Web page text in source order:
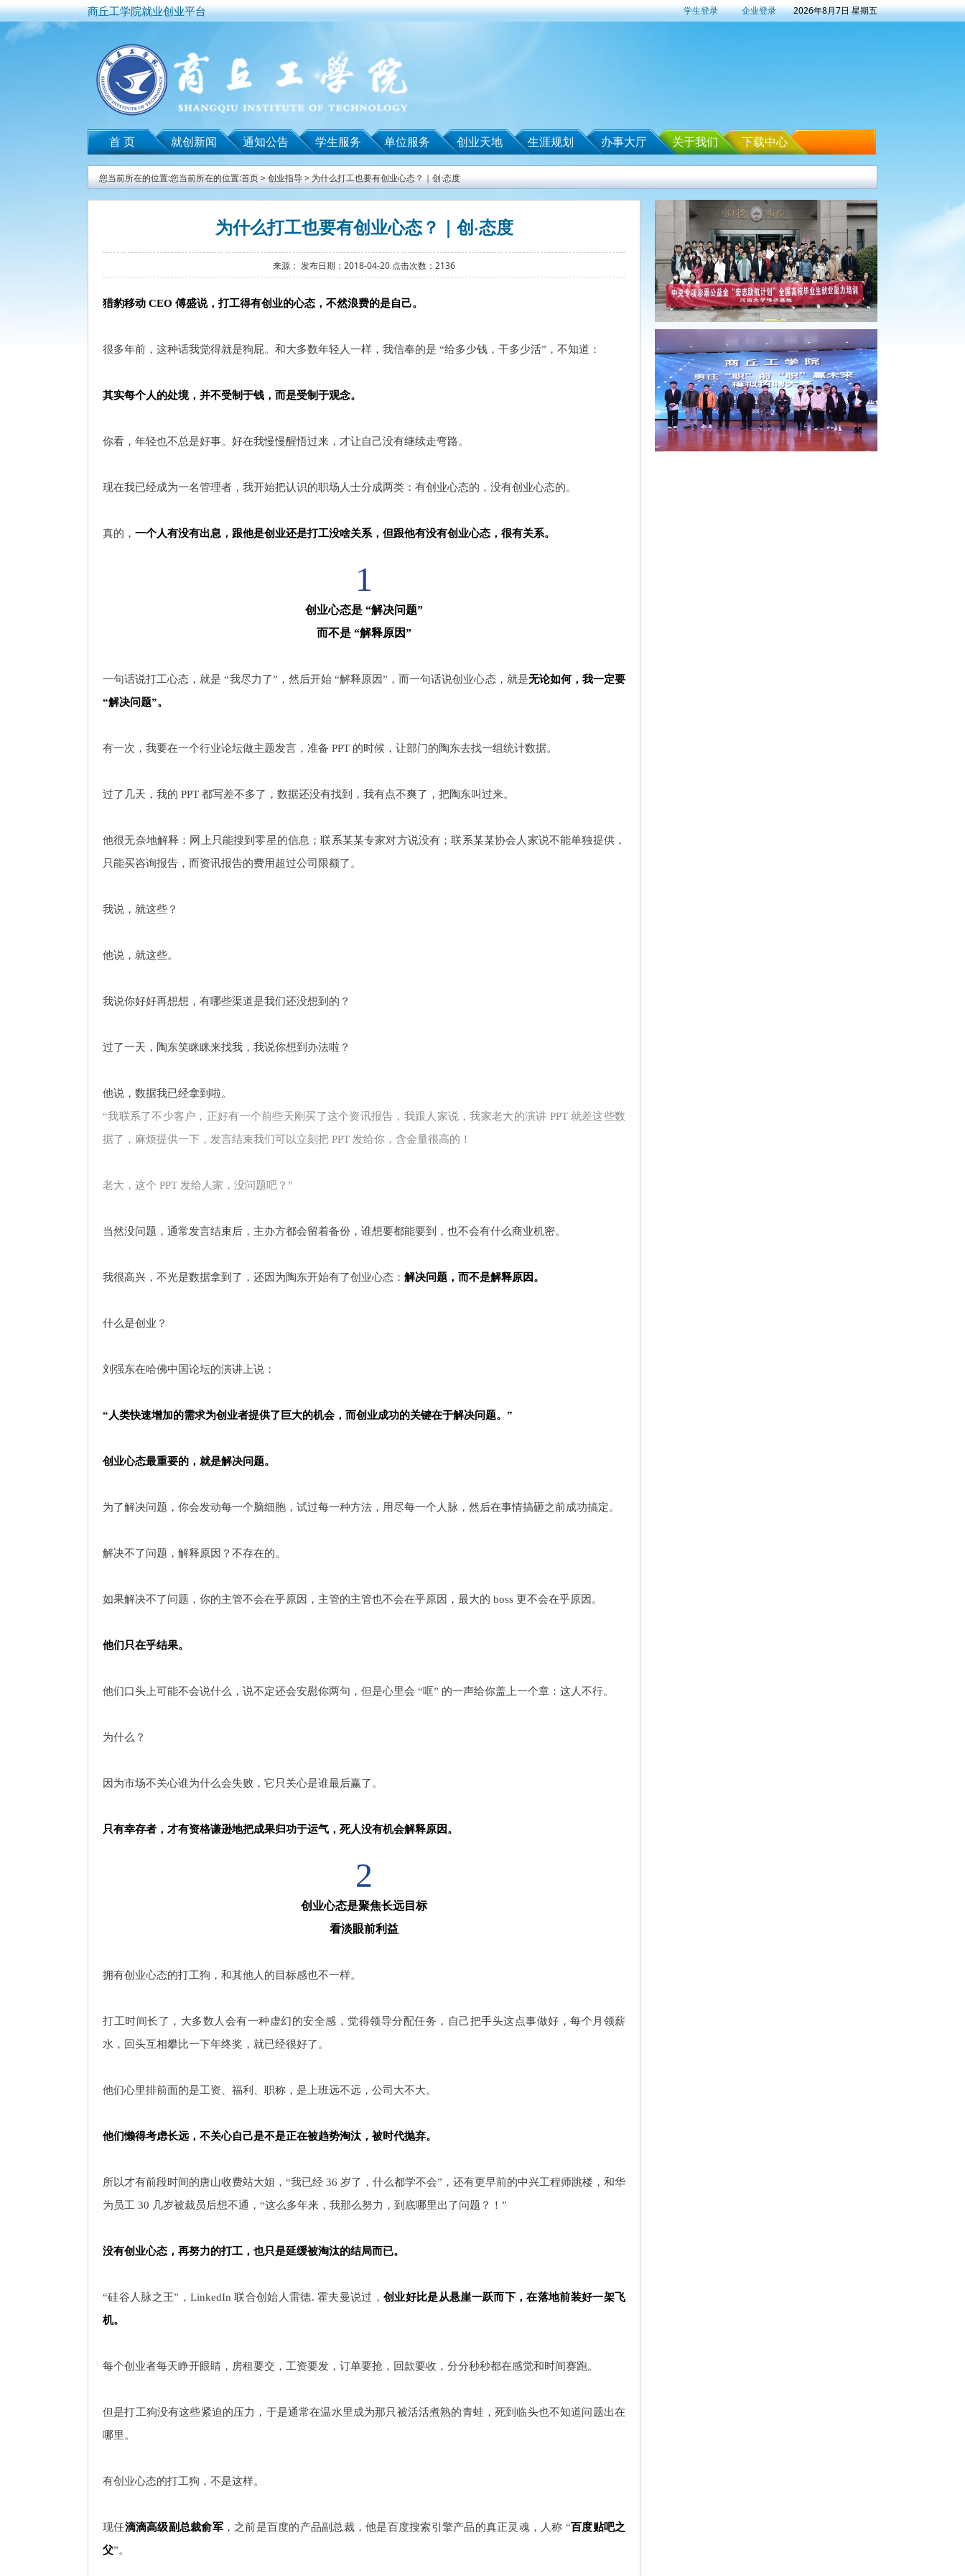
商丘工学院就业创业平台 学生登录 企业登录 2026年8月7日 星期五
首 页 就创新闻 通知公告 学生服务 单位服务 创业天地 生涯规划 办事大厅 关于我们 下载中心
您当前所在的位置:您当前所在的位置:首页>创业指导> 为什么打工也要有创业心态？｜创·态度
为什么打工也要有创业心态？｜创·态度
来源： 发布日期：2018-04-20 点击次数：2136
猎豹移动 CEO 傅盛说，打工得有创业的心态，不然浪费的是自己。
很多年前，这种话我觉得就是狗屁。和大多数年轻人一样，我信奉的是 “给多少钱，干多少活”，不知道：
其实每个人的处境， 并不受制于钱，而是受制于观念。
你看，年轻也不总是好事。好在我慢慢醒悟过来，才让自己没有继续走弯路。
现在我已经成为一名管理者，我开始把认识的职场人士分成两类：有创业心态的，没有创业心态的。
真的， 一个人有没有出息，跟他是创业还是打工没啥关系，但跟他有没有创业心态，很有关系。
1
创业心态是 “解决问题”
而不是 “解释原因”
一句话说打工心态，就是 “我尽力了”，然后开始 “解释原因”，而一句话说创业心态，就是无论如何，我一定要
“解决问题”。
有一次，我要在一个行业论坛做主题发言，准备 PPT 的时候，让部门的陶东去找一组统计数据。
过了几天，我的 PPT 都写差不多了，数据还没有找到，我有点不爽了，把陶东叫过来。
他很无奈地解释：网上只能搜到零星的信息；联系某某专家对方说没有；联系某某协会人家说不能单独提供，
只能买咨询报告，而资讯报告的费用超过公司限额了。
我说，就这些？
他说，就这些。
我说你好好再想想，有哪些渠道是我们还没想到的？
过了一天，陶东笑眯眯来找我，我说你想到办法啦？
他说，数据我已经拿到啦。
“我联系了不少客户，正好有一个前些天刚买了这个资讯报告，我跟人家说，我家老大的演讲 PPT 就差这些数
据了，麻烦提供一下，发言结束我们可以立刻把 PPT 发给你，含金量很高的！
老大，这个 PPT 发给人家，没问题吧？”
当然没问题，通常发言结束后，主办方都会留着备份，谁想要都能要到，也不会有什么商业机密。
我很高兴，不光是数据拿到了，还因为陶东开始有了创业心态： 解决问题，而不是解释原因。
什么是创业？
刘强东在哈佛中国论坛的演讲上说：
“人类快速增加的需求为创业者提供了巨大的机会，而创业成功的关键在于解决问题。”
创业心态最重要的，就是解决问题。
为了解决问题，你会发动每一个脑细胞，试过每一种方法，用尽每一个人脉，然后在事情搞砸之前成功搞定。
解决不了问题，解释原因？不存在的。
如果解决不了问题，你的主管不会在乎原因，主管的主管也不会在乎原因，最大的 boss 更不会在乎原因。
他们只在乎结果。
他们口头上可能不会说什么，说不定还会安慰你两句，但是心里会 “哐” 的一声给你盖上一个章：这人不行。
为什么？
因为市场不关心谁为什么会失败，它只关心是谁最后赢了。
只有幸存者，才有资格谦逊地把成果归功于运气，死人没有机会解释原因。
2
创业心态是聚焦长远目标
看淡眼前利益
拥有创业心态的打工狗，和其他人的目标感也不一样。
打工时间长了，大多数人会有一种虚幻的安全感，觉得领导分配任务，自己把手头这点事做好，每个月领薪
水，回头互相攀比一下年终奖，就已经很好了。
他们心里排前面的是工资、福利、职称，是上班远不远，公司大不大。
他们懒得考虑长远，不关心自己是不是正在被趋势淘汰，被时代抛弃。
所以才有前段时间的唐山收费站大姐，“我已经 36 岁了，什么都学不会”，还有更早前的中兴工程师跳楼，和华
为员工 30 几岁被裁员后想不通，“这么多年来，我那么努力，到底哪里出了问题？！”
没有创业心态，再努力的打工，也只是延缓被淘汰的结局而已。
“硅谷人脉之王”，LinkedIn 联合创始人雷德. 霍夫曼说过， 创业好比是从悬崖一跃而下，在落地前装好一架飞
机。
每个创业者每天睁开眼睛，房租要交，工资要发，订单要抢，回款要收，分分秒秒都在感觉和时间赛跑。
但是打工狗没有这些紧迫的压力，于是通常在温水里成为那只被活活煮熟的青蛙，死到临头也不知道问题出在
哪里。
有创业心态的打工狗，不是这样。
现任滴滴高级副总裁俞军，之前是百度的产品副总裁，他是百度搜索引擎产品的真正灵魂，人称 “百度贴吧之
父”。